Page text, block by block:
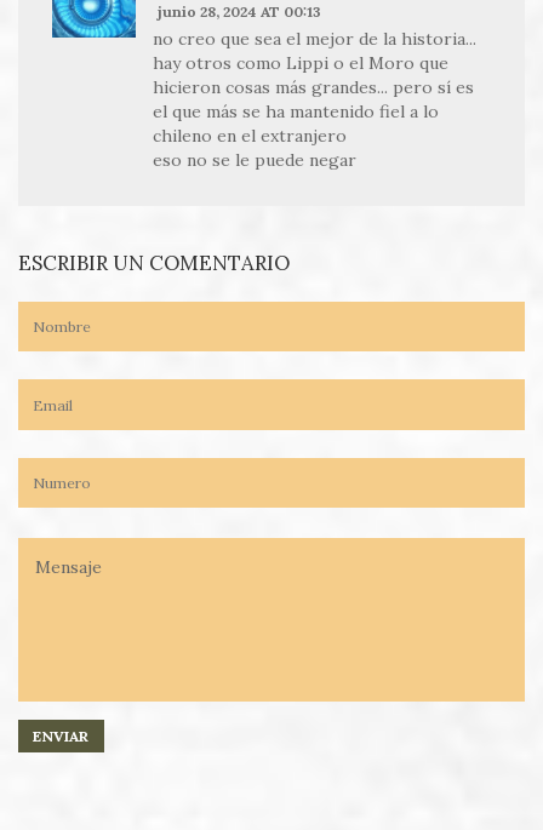
junio 28, 2024 AT 00:13
no creo que sea el mejor de la historia...
hay otros como Lippi o el Moro que
hicieron cosas más grandes... pero sí es
el que más se ha mantenido fiel a lo
chileno en el extranjero
eso no se le puede negar
ESCRIBIR UN COMENTARIO